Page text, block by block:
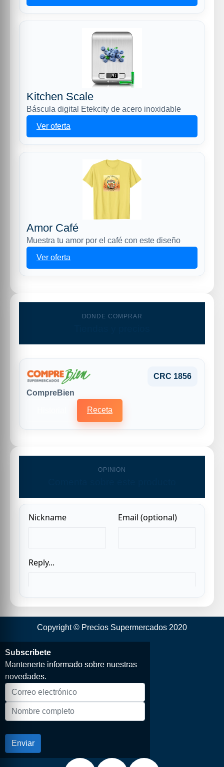
Kitchen Scale
Báscula digital Etekcity de acero inoxidable
Ver oferta
Amor Café
Muestra tu amor por el café con este diseño
Ver oferta
DONDE COMPRAR
CRC 1856
CompreBien
Receta
OPINION
Copyright © Precios Supermercados 2020
Subscribete
Mantenerte informado sobre nuestras
novedades.